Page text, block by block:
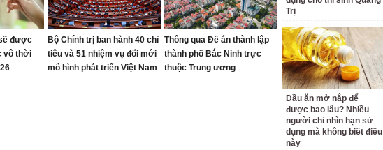
được
vô thời
Bộ Chính trị ban hành 40 chỉ
tiêu và 51 nhiệm vụ đổi mới
mô hình phát triển Việt Nam
Thông qua Đề án thành lập
thành phố Bắc Ninh trực
thuộc Trung ương
Trị
Dầu ăn mở nắp để
được bao lâu? Nhiều
người chỉ nhìn hạn sử
dụng mà không biết điều
này